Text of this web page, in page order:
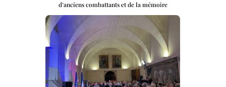
d’anciens combattants et de la mémoire